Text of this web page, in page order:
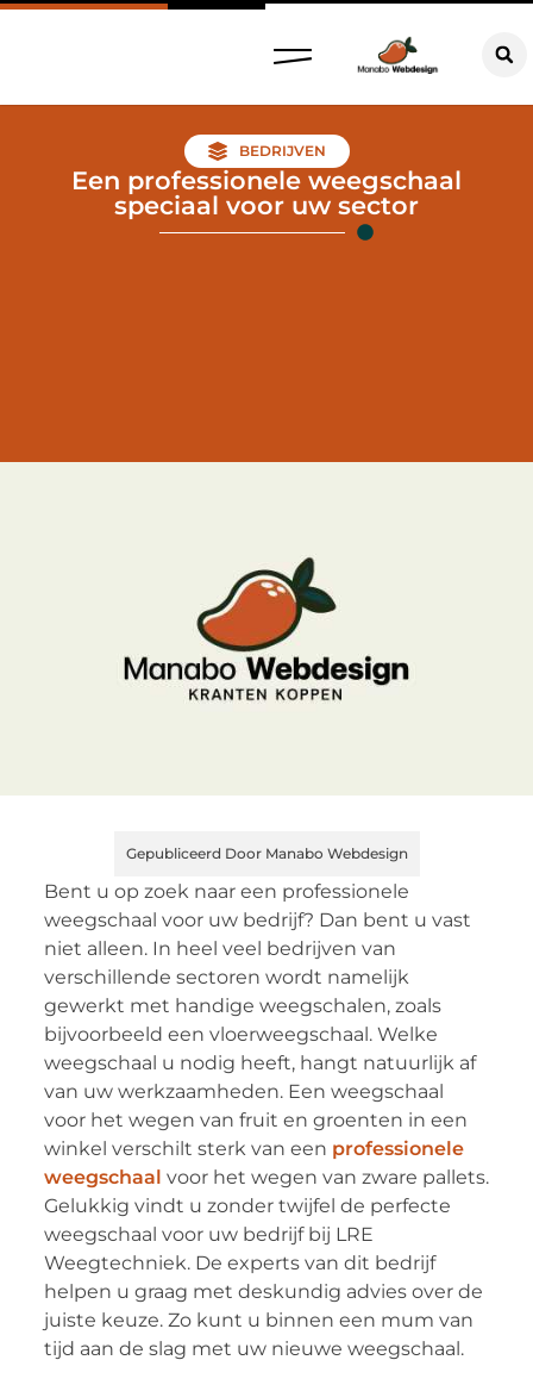
BEDRIJVEN
Een professionele weegschaal
speciaal voor uw sector
Gepubliceerd Door Manabo Webdesign
Bent u op zoek naar een professionele
weegschaal voor uw bedrijf? Dan bent u vast
niet alleen. In heel veel bedrijven van
verschillende sectoren wordt namelijk
gewerkt met handige weegschalen, zoals
bijvoorbeeld een vloerweegschaal. Welke
weegschaal u nodig heeft, hangt natuurlijk af
van uw werkzaamheden. Een weegschaal
voor het wegen van fruit en groenten in een
winkel verschilt sterk van een professionele
weegschaal voor het wegen van zware pallets.
Gelukkig vindt u zonder twijfel de perfecte
weegschaal voor uw bedrijf bij LRE
Weegtechniek. De experts van dit bedrijf
helpen u graag met deskundig advies over de
juiste keuze. Zo kunt u binnen een mum van
tijd aan de slag met uw nieuwe weegschaal.